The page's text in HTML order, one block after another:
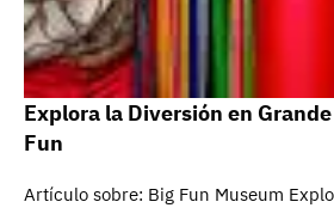
Explora la Diversión en
Fun
Artículo sobre: Big Fun Museum